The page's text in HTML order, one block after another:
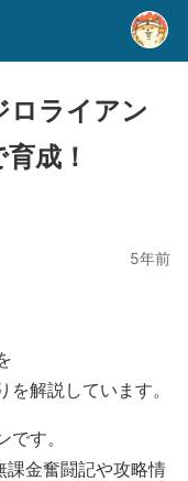
ロライアン
成！
5年前
を解説しています。
す。
課金奮闘記や攻略情